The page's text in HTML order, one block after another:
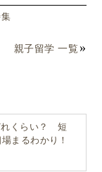
親子留学 一覧
れくらい？ 短
まるわかり！